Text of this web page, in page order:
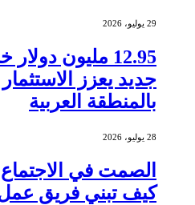
29 يوليو، 2026
12.95 مليون
جديد يعزز
بالمنطقة العربية
28 يوليو، 2026
الصمت في الاجتماع
كيف تبني فريق